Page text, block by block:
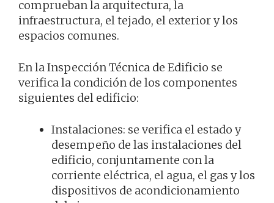
comprueban la arquitectura, la
infraestructura, el tejado, el exterior y los
espacios comunes.
En la Inspección Técnica de Edificio se
verifica la condición de los componentes
siguientes del edificio:
Instalaciones: se verifica el estado y
desempeño de las instalaciones del
edificio, conjuntamente con la
corriente eléctrica, el agua, el gas y los
dispositivos de acondicionamiento